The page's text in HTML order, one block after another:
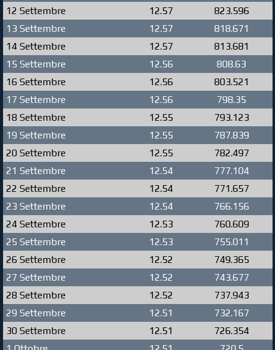
12 Settembre
12.57
823.596
13 Settembre
12.57
818.671
14 Settembre
12.57
813.681
15 Settembre
12.56
808.63
16 Settembre
12.56
803.521
17 Settembre
12.56
798.35
18 Settembre
12.55
793.123
19 Settembre
12.55
787.839
20 Settembre
12.55
782.497
21 Settembre
12.54
777.104
22 Settembre
12.54
771.657
23 Settembre
12.54
766.156
24 Settembre
12.53
760.609
25 Settembre
12.53
755.011
26 Settembre
12.52
749.365
27 Settembre
12.52
743.677
28 Settembre
12.52
737.943
29 Settembre
12.51
732.167
30 Settembre
12.51
726.354